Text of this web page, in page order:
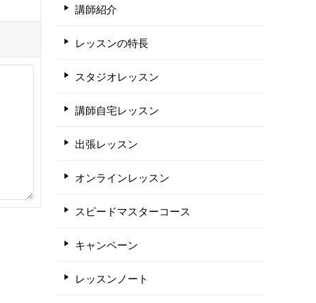
講師紹介
レッスンの特長
スタジオレッスン
講師自宅レッスン
出張レッスン
オンラインレッスン
スピードマスターコース
キャンペーン
レッスンノート